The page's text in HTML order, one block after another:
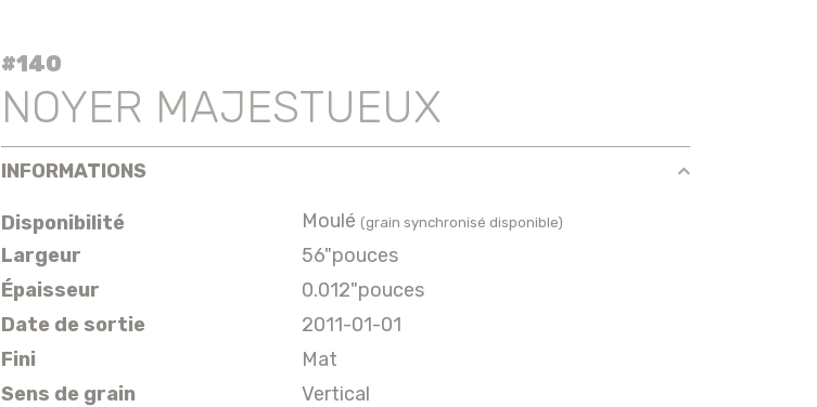
#140
NOYER MAJESTUEUX
INFORMATIONS
Disponibilité Moulé(grain synchronisé disponible)
Largeur
56"pouces
Épaisseur
0.012"pouces
Date de sortie
2011-01-01
Fini
Mat
Sens de grain
Vertical